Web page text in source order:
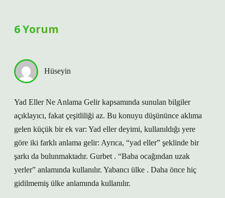
6 Yorum
Hüseyin
Yad Eller Ne Anlama Gelir kapsamında sunulan bilgiler
açıklayıcı, fakat çeşitliliği az. Bu konuyu düşününce aklıma
gelen küçük bir ek var: Yad eller deyimi, kullanıldığı yere
göre iki farklı anlama gelir: Ayrıca, “yad eller” şeklinde bir
şarkı da bulunmaktadır. Gurbet . “Baba ocağından uzak
yerler” anlamında kullanılır. Yabancı ülke . Daha önce hiç
gidilmemiş ülke anlamında kullanılır.